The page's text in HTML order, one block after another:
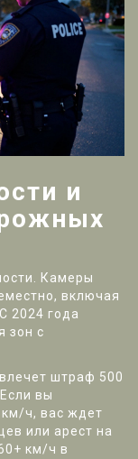
и
Камеры
включая
2024 года
зон с
штраф 500
вы
км/ч, вас ждет
или арест на
км/ч в